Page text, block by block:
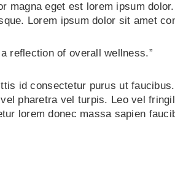
magna eget est lorem ipsum
Lorem ipsum dolor sit amet
reflection of overall wellness.”
id consectetur purus ut
pharetra vel turpis. Leo vel
lorem donec massa sapien